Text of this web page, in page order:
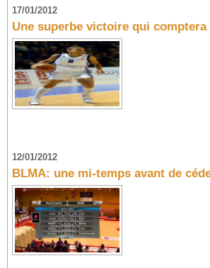
17/01/2012
Une superbe victoire qui comptera
12/01/2012
BLMA: une mi-temps avant de